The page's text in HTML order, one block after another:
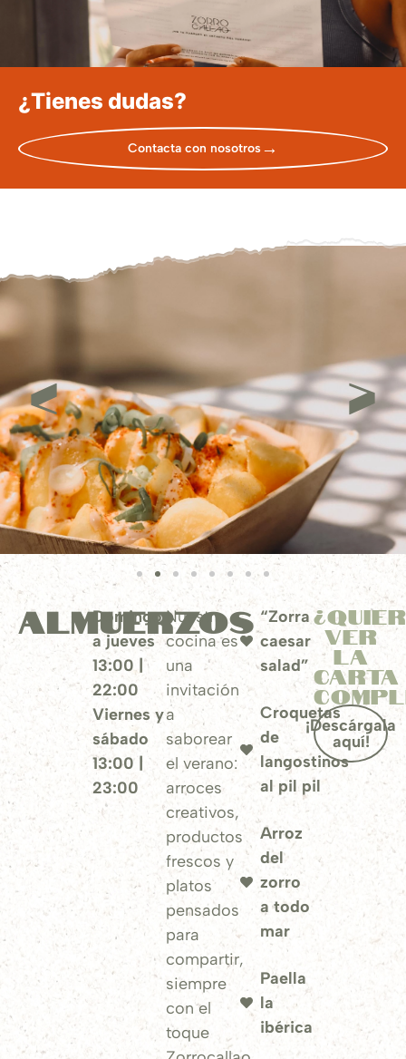
¿Tienes dudas?
Contacta con nosotros→
ALMUERZOS
Domingo
a jueves
13:00 |
22:00
Viernes y
sábado
13:00 |
23:00
Nuestra
cocina es
una
invitación
a
saborear
el verano:
arroces
creativos,
productos
frescos y
platos
pensados
para
compartir,
siempre
con el
toque
“Zorra
caesar
salad”
Croquetas
de
langostinos
al pil pil
Arroz
del
zorro
a todo
mar
Paella
la
ibérica
ver
la
carta
¡Descárgala
aquí!